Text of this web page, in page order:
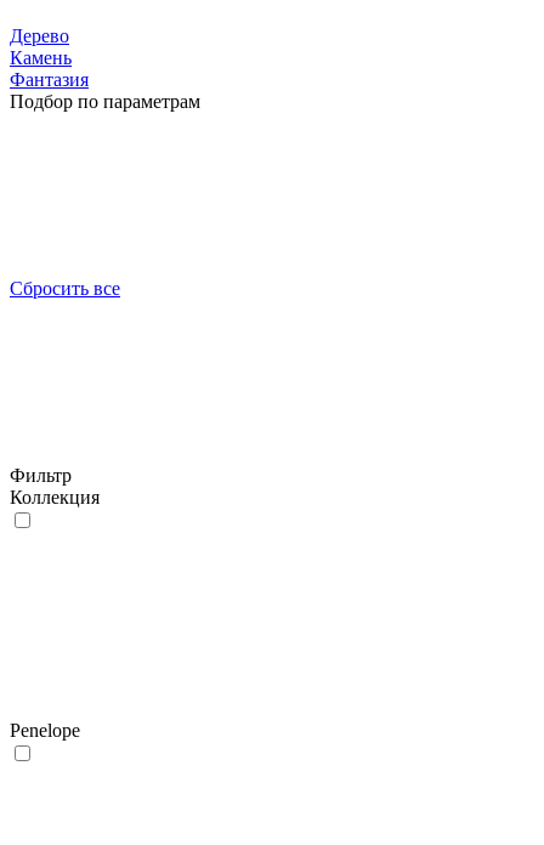
Дерево
Камень
Фантазия
Подбор по параметрам
Сбросить все
Фильтр
Коллекция
Penelope